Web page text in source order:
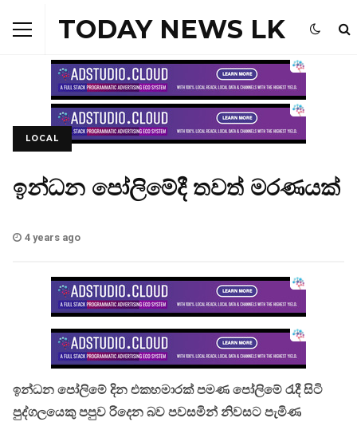
TODAY NEWS LK
LOCAL
ඉන්ධන පෝලිමේදී තවත් මරණයක්
4 years ago
ඉන්ධන පෝලිමේ දින එකහමාරක් පමණ පෝලිමේ රැදී සිටි
පුද්ගලයෙකු පපුව රිදෙන බව පවසමින් නිවසට පැමිණ